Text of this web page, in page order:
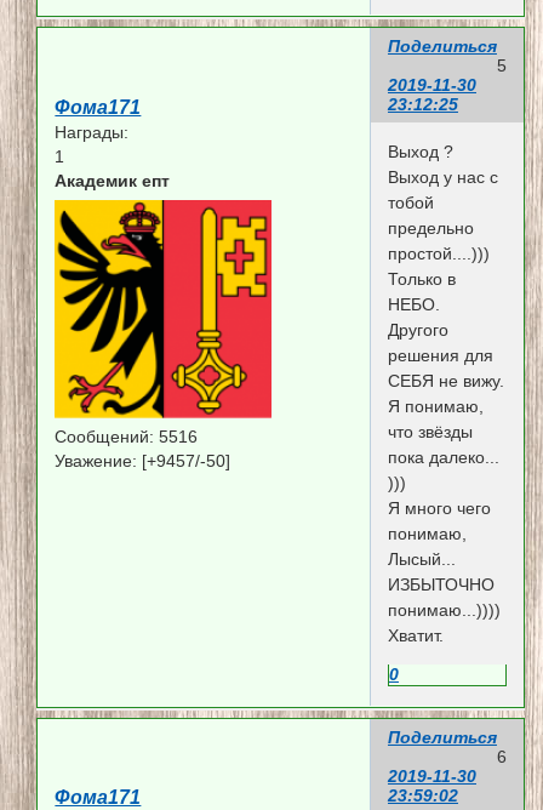
Поделиться
5
2019-11-30
23:12:25
Фома171
Награды:
1
Академик епт
Сообщений: 5516
Уважение: [+9457/-50]
Выход ?
Выход у нас с
тобой
предельно
простой....)))
Только в
НЕБО.
Другого
решения для
СЕБЯ не вижу.
Я понимаю,
что звёзды
пока далеко...
)))
Я много чего
понимаю,
Лысый...
ИЗБЫТОЧНО
понимаю...))))
Хватит.
0
Поделиться
6
2019-11-30
23:59:02
Фома171